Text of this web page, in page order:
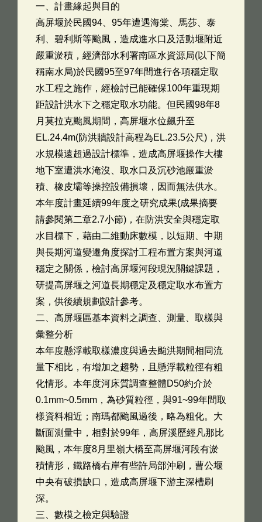
一、計畫緣起與目的
高屏堰於民國94、95年遭遇海棠、馬莎、泰
利、碧利斯等颱風，造成進水口及活動堰附近
嚴重淤積，經濟部水利署南區水資源局(以下簡
稱南水局)於民國95至97年間進行各項穩定取
水工程之施作，經檢討已能確保100年重現期
距設計洪水下之穩定取水功能。但民國98年8
月莫拉克颱風期間，高屏堰水位飆升至
EL.24.4m(防洪牆設計高程為EL.23.5公尺)，洪
水規模遠超過設計標準，造成高屏堰操作大樓
地下室遭洪水淹沒、取水口及沉砂池嚴重淤
積、橡皮壩等操控設備損壞，因而無法供水。
本年度計畫延續99年度之研究成果(成果摘要
請參閱第二章2.7小節)，在防洪安全與穩定取
水目標下，藉由二維動床數模，以短期、中期
與長期河道變遷角度探討工程布置方案與河道
穩定之關係，檢討高屏堰河段現況關鍵課題，
研提高屏堰之河道長期穩定及穩定取水布置方
案，供後續規劃設計參考。
二、高屏堰區基本資料之調查、測量、取樣與
彙整分析
本年度懸浮載取樣濃度與過去颱洪期間相同流
量下相比，有增加之趨勢，且懸浮載粒徑有粗
化情形。本年度河床質調查整體D50約介於
0.1mm~0.5mm，為砂質粒徑，與91~99年間取
樣資料相近；南瑪都颱風過後，略為粗化。大
斷面測量中，相對於99年，高屏溪歷經凡那比
颱風，本年度8月里嶺大橋至高屏堰河段有淤
積情形，鐵路橋右岸有些許局部沖刷，曹公堰
中央有破損缺口，造成高屏堰下游主深槽刷
深。
三、數模之檢定與驗證